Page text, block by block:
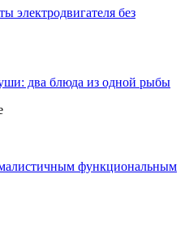
электродвигателя без
два блюда из одной рыбы
функциональным